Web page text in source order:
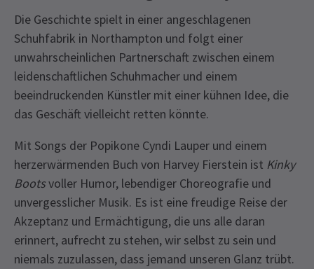
Die Geschichte spielt in einer angeschlagenen
Schuhfabrik in Northampton und folgt einer
unwahrscheinlichen Partnerschaft zwischen einem
leidenschaftlichen Schuhmacher und einem
beeindruckenden Künstler mit einer kühnen Idee, die
das Geschäft vielleicht retten könnte.
Mit Songs der Popikone Cyndi Lauper und einem
herzerwärmenden Buch von Harvey Fierstein ist Kinky
Bootsvoller Humor, lebendiger Choreografie und
unvergesslicher Musik. Es ist eine freudige Reise der
Akzeptanz und Ermächtigung, die uns alle daran
erinnert, aufrecht zu stehen, wir selbst zu sein und
niemals zuzulassen, dass jemand unseren Glanz trübt.